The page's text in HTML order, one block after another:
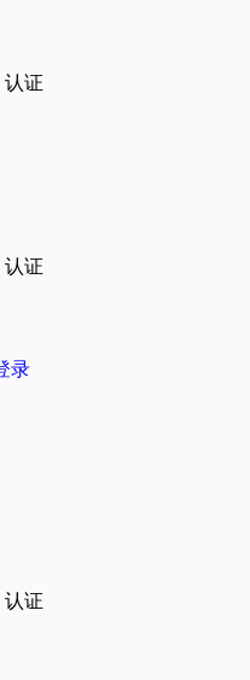
认证
认证
录
认证